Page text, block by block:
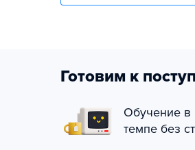
Готовим к
Обучение в
темпе без